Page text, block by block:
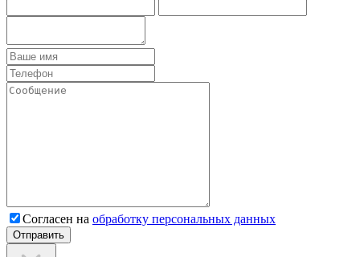
Согласен на обработку персональных данных
Отправить